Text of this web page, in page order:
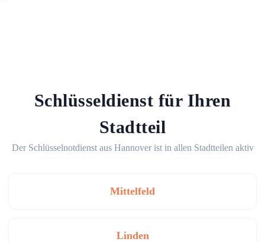
Schlüsseldienst für Ihren
Stadtteil
Der Schlüsselnotdienst aus Hannover ist in allen Stadtteilen aktiv
Mittelfeld
Linden